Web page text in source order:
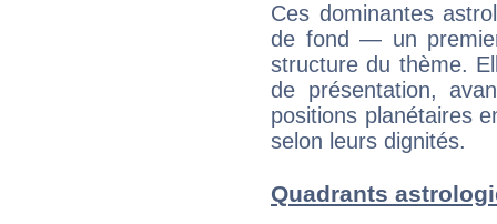
Ces dominantes
de fond — un
structure du thème.
de présentation,
positions planétaires
selon leurs dignités.
Quadrants